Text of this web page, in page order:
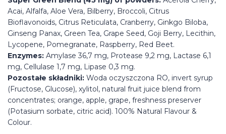
Acai, Alfalfa, Aloe Vera, Bilberry, Broccoli, Citrus
Bioflavonoids, Citrus Reticulata, Cranberry, Ginkgo Biloba,
Ginseng Panax, Green Tea, Grape Seed, Goji Berry, Lecithin,
Lycopene, Pomegranate, Raspberry, Red Beet.
Enzymes: Amylase 36,7 mg, Protease 9,2 mg, Lactase 6,1
mg, Cellulase 1,7 mg, Lipase 0,3 mg.
Pozostałe składniki: Woda oczyszczona RO, invert syrup
(Fructose, Glucose), xylitol, natural fruit juice blend from
concentrates; orange, apple, grape, freshness preserver
(Potasium sorbate, citric acid). 100% Natural Flavour &
Colour.